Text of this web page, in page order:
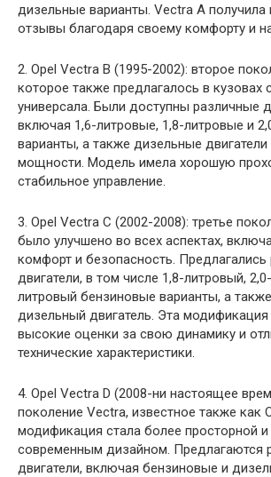
дизельные варианты. Vectra A
отзывы благодаря своему комфорту и
2. Opel Vectra B (1995-2002): второе
которое также предлагалось в кузовах
универсала. Были доступны различные
включая 1,6-литровые, 1,8-литровые и
варианты, а также дизельные двигатели
мощности. Модель имела хорошую
стабильное управление.
3. Opel Vectra C (2002-2008): третье
было улучшено во всех аспектах,
комфорт и безопасность. Предлагались
двигатели, в том числе 1,8-литровый,
литровый бензиновые варианты, а
дизельный двигатель. Эта модификация
высокие оценки за свою динамику и
технические характеристики.
4. Opel Vectra D (2008-ни настоящее
поколение Vectra, известное также как
модификация стала более просторной
современным дизайном. Предлагаются
двигатели, включая бензиновые и